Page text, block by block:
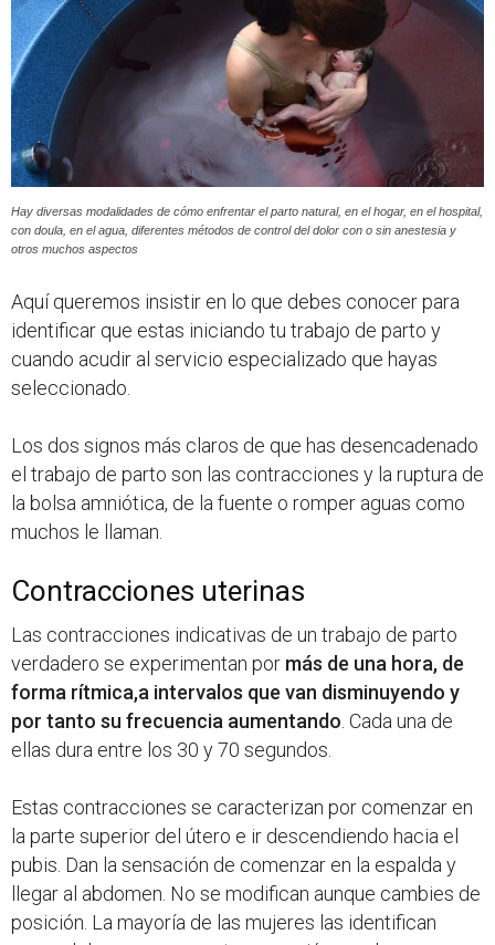
Hay diversas modalidades de cómo enfrentar el parto natural, en el hogar, en el hospital,
con doula, en el agua, diferentes métodos de control del dolor con o sin anestesia y
otros muchos aspectos
Aquí queremos insistir en lo que debes conocer para
identificar que estas iniciando tu trabajo de parto y
cuando acudir al servicio especializado que hayas
seleccionado.
Los dos signos más claros de que has desencadenado
el trabajo de parto son las contracciones y la ruptura de
la bolsa amniótica, de la fuente o romper aguas como
muchos le llaman.
Contracciones uterinas
Las contracciones indicativas de un trabajo de parto
verdadero se experimentan por más de una hora, de
forma rítmica,a intervalos que van disminuyendo y
por tanto su frecuencia aumentando . Cada una de
ellas dura entre los 30 y 70 segundos.
Estas contracciones se caracterizan por comenzar en
la parte superior del útero e ir descendiendo hacia el
pubis. Dan la sensación de comenzar en la espalda y
llegar al abdomen. No se modifican aunque cambies de
posición. La mayoría de las mujeres las identifican